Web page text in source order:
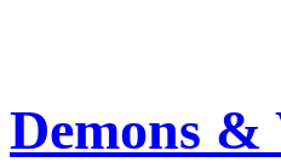
Demons &